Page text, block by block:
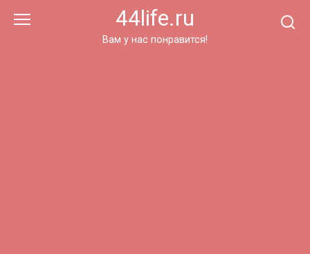
44life.ru
Вам у нас понравится!